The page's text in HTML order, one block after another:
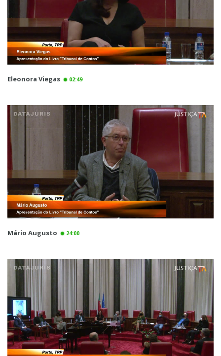
Eleonora Viegas 02:49
Mário Augusto 24:00